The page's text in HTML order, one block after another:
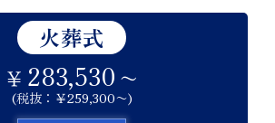
火葬式
￥ 283,530 〜
(税抜：￥259,300〜)